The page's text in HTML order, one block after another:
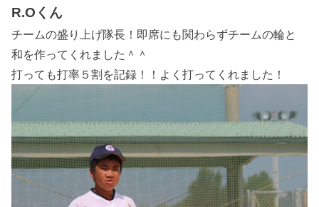
R.Oくん
チームの盛り上げ隊長！即席にも関わらずチームの輪と
和を作ってくれました＾＾
打っても打率５割を記録！！よく打ってくれました！